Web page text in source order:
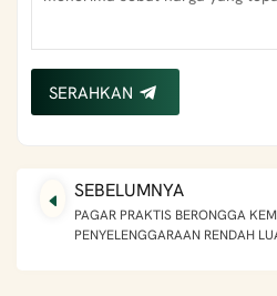
SERAHKAN
SEBELUMNYA
PAGAR PRAKTIS BERONGGA
PENYELENGGARAAN RENDAH